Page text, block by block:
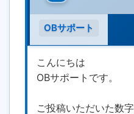
OBサポート
こんにちは
OBサポートです。
ご投稿いただいた数